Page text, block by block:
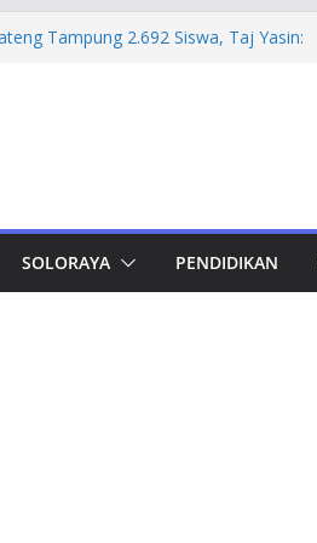
Kualitas dan Integritas Karya
dan Zotero
Kaltim Kantongi Potensi Ekonomi
Rp 322,18 Miliar
SOLORAYA PENDIDIKAN